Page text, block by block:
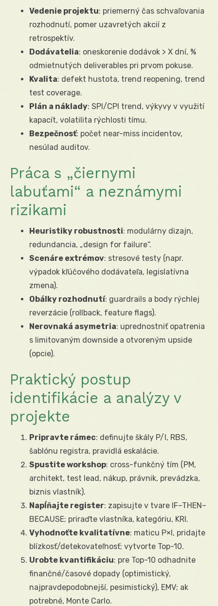
Vedenie projektu: priemerný čas schvaľovania
rozhodnutí, pomer uzavretých akcií z
retrospektív.
Dodávatelia: oneskorenie dodávok > X dní, %
odmietnutých deliverables pri prvom pokuse.
Kvalita: defekt hustota, trend reopening, trend
test coverage.
Plán a náklady: SPI/CPI trend, výkyvy v využití
kapacít, volatilita rýchlosti tímu.
Bezpečnosť: počet near-miss incidentov,
nesúlad auditov.
Práca s „čiernymi
labuťami“ a neznámymi
rizikami
Heuristiky robustnosti: modulárny dizajn,
redundancia, „design for failure“.
Scenáre extrémov: stresové testy (napr.
výpadok kľúčového dodávateľa, legislatívna
zmena).
Obálky rozhodnutí: guardrails a body rýchlej
reverzácie (rollback, feature flags).
Nerovnaká asymetria: uprednostniť opatrenia
s limitovaným downside a otvoreným upside
(opcie).
Praktický postup
identifikácie a analýzy v
projekte
Pripravte rámec: definujte škály P/I, RBS,
šablónu registra, pravidlá eskalácie.
Spustite workshop: cross-funkčný tím (PM,
architekt, test lead, nákup, právnik, prevádzka,
biznis vlastník).
Napĺňajte register: zapisujte v tvare IF–THEN–
BECAUSE; priraďte vlastníka, kategóriu, KRI.
Vyhodnoťte kvalitatívne: maticu P×I, pridajte
blízkosť/detekovateľnosť; vytvorte Top-10.
Urobte kvantifikáciu: pre Top-10 odhadnite
finančné/časové dopady (optimistický,
najpravdepodobnejší, pesimistický), EMV; ak
potrebné, Monte Carlo.